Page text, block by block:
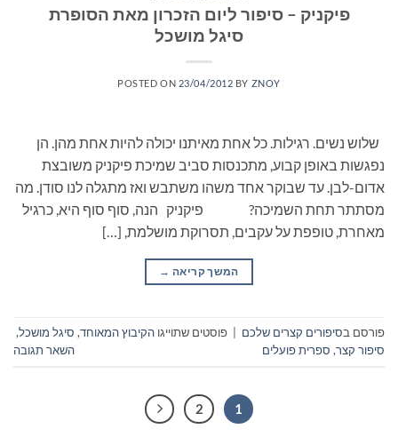
פיקניק – סיפור ליום הזכרון מאת הסופרת
סיגל מושכל
POSTED ON 23/04/2012 BY ZNOY
שלוש נשים. רגילות. כל אחת מאיתנו יכולה להיות אחת מהן. הן
נפגשות באופן קבוע, מתכנסות סביב שמיכת פיקניק משובצת
אדום-לבן. עד שבוקר אחד משהו משתבש ואז מתגלה לנו סודן. מה
מסתתר תחת השמיכה? פיקניק הנה, סוף סוף היא, כרגיל
מאחרת, טופפת על עקבים, תסרוקת מושלמת, […]
המשך קריאה →
פורסם בסיפורים קצרים שלכם פוסטים שתוייגו הקיבוץ המאוחד, סיגל מושכל,
סיפור קצר, ספרית פועלים השאר תגובה
1
2